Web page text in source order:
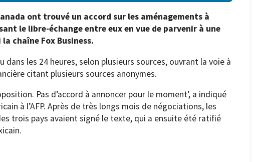
ont trouvé un accord sur les aménagements à
le libre-échange entre eux en vue de parvenir à une
chaîne Fox Business.
dans les 24 heures, selon plusieurs sources, ouvrant la voie à
citant plusieurs sources anonymes.
Pas d’accord à annoncer pour le moment’, a indiqué
à l’AFP. Après de très longs mois de négociations, les
trois pays avaient signé le texte, qui a ensuite été ratifié